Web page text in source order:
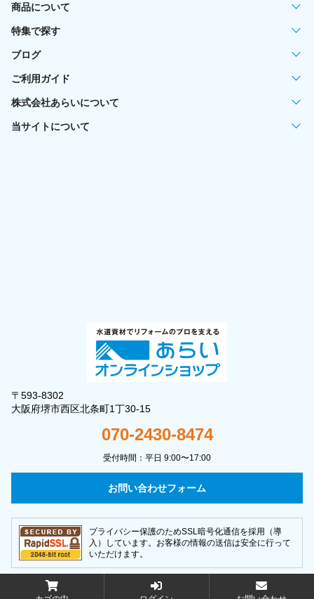
商品について
特集で探す
ブログ
ご利用ガイド
株式会社あらいについて
当サイトについて
〒593-8302
大阪府堺市西区北条町1丁30-15
070-2430-8474
受付時間：平日 9:00〜17:00
お問い合わせフォーム
プライバシー保護のためSSL暗号化通信を採用（導
入）しています。お客様の情報の送信は安全に行って
いただけます。
copyright © 株式会社あらい All Rights Reserved.